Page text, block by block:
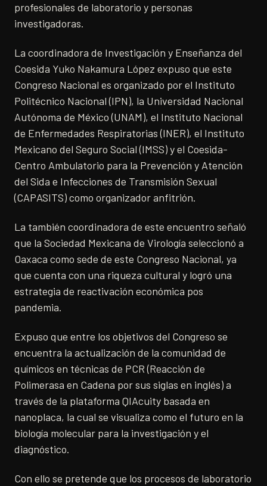
profesionales de laboratorio y personas
investigadoras.
La coordinadora de Investigación y Enseñanza del
Coesida Yuko Nakamura López expuso que este
Congreso Nacional es organizado por el Instituto
Politécnico Nacional (IPN), la Universidad Nacional
Autónoma de México (UNAM), el Instituto Nacional
de Enfermedades Respiratorias (INER), el Instituto
Mexicano del Seguro Social (IMSS) y el Coesida-
Centro Ambulatorio para la Prevención y Atención
del Sida e Infecciones de Transmisión Sexual
(CAPASITS) como organizador anfitrión.
La también coordinadora de este encuentro señaló
que la Sociedad Mexicana de Virología seleccionó a
Oaxaca como sede de este Congreso Nacional, ya
que cuenta con una riqueza cultural y logró una
estrategia de reactivación económica pos
pandemia.
Expuso que entre los objetivos del Congreso se
encuentra la actualización de la comunidad de
químicos en técnicas de PCR (Reacción de
Polimerasa en Cadena por sus siglas en inglés) a
través de la plataforma QIAcuity basada en
nanoplaca, la cual se visualiza como el futuro en la
biología molecular para la investigación y el
diagnóstico.
Con ello se pretende que los procesos de laboratorio